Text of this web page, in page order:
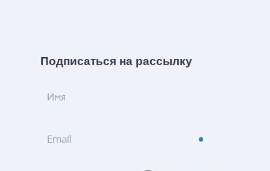
Подписаться на рассылку
Имя
Email